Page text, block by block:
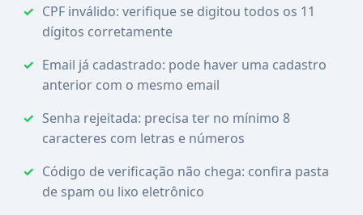
CPF inválido: verifique se digitou todos os 11
dígitos corretamente
Email já cadastrado: pode haver uma cadastro
anterior com o mesmo email
Senha rejeitada: precisa ter no mínimo 8
caracteres com letras e números
Código de verificação não chega: confira pasta
de spam ou lixo eletrônico